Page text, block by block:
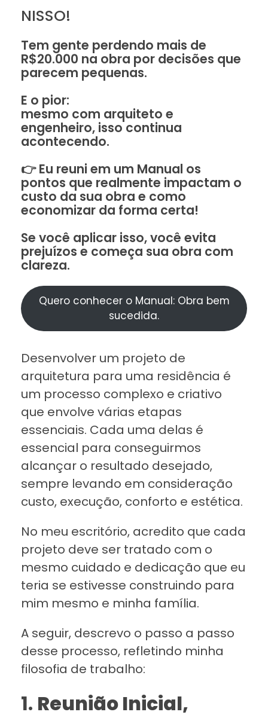
NISSO!
Tem gente perdendo mais de
R$20.000 na obra por decisões que
parecem pequenas.
E o pior:
mesmo com arquiteto e
engenheiro, isso continua
acontecendo.
👉 Eu reuni em um Manual os
pontos que realmente impactam o
custo da sua obra e como
economizar da forma certa!
Se você aplicar isso, você evita
prejuízos e começa sua obra com
clareza.
Quero conhecer o Manual: Obra bem
sucedida.
Desenvolver um projeto de
arquitetura para uma residência é
um processo complexo e criativo
que envolve várias etapas
essenciais. Cada uma delas é
essencial para conseguirmos
alcançar o resultado desejado,
sempre levando em consideração
custo, execução, conforto e estética.
No meu escritório, acredito que cada
projeto deve ser tratado com o
mesmo cuidado e dedicação que eu
teria se estivesse construindo para
mim mesmo e minha família.
A seguir, descrevo o passo a passo
desse processo, refletindo minha
filosofia de trabalho:
1. Reunião Inicial,